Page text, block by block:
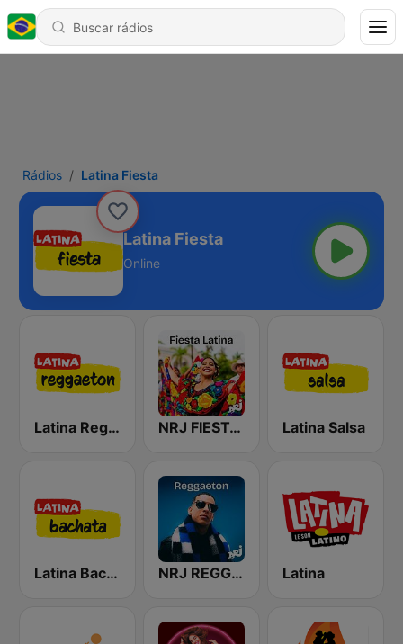
Rádios Latina Fiesta
Latina Fiesta
Online
Latina Reggaeton NRJ FIESTA LATINA Latina Salsa
Latina Bachata NRJ REGGAETON Latina